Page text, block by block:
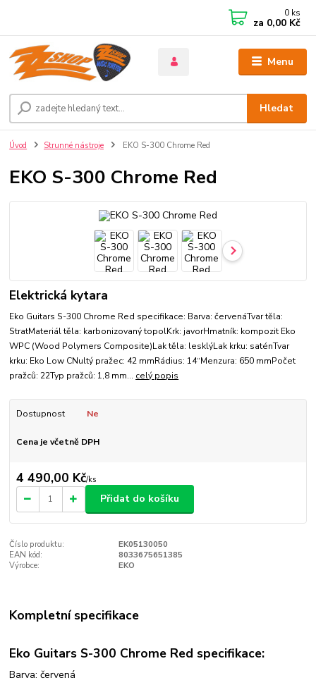
Menu
Hledat
0 ks
za 0,00 Kč
Úvod Strunné nástroje EKO S-300 Chrome Red
EKO S-300 Chrome Red
Elektrická kytara
Eko Guitars S-300 Chrome Red specifikace: Barva: červenáTvar těla:
StratMateriál těla: karbonizovaný topolKrk: javorHmatník: kompozit Eko
WPC (Wood Polymers Composite)Lak těla: lesklýLak krku: saténTvar
krku: Eko Low CNultý pražec: 42 mmRádius: 14“Menzura: 650 mmPočet
pražců: 22Typ pražců: 1,8 mm... celý popis
Dostupnost Ne
Cena je včetně DPH
4 490,00 Kč/ks
Přidat do košíku
Číslo produktu:
EK05130050
EAN kód:
8033675651385
Výrobce:
EKO
Kompletní specifikace
Eko Guitars S-300 Chrome Red specifikace:
Barva: červená